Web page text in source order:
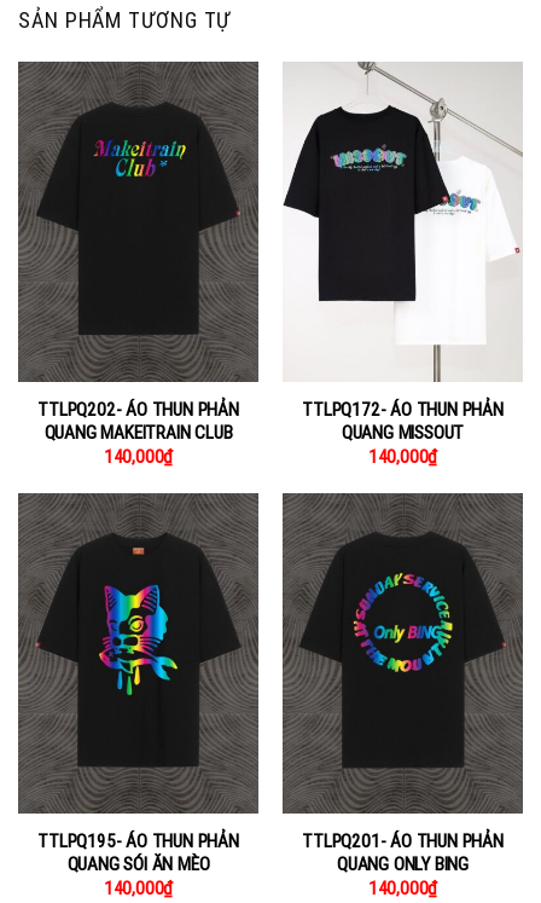
SẢN PHẨM TƯƠNG TỰ
TTLPQ202- ÁO THUN PHẢN
QUANG MAKEITRAIN CLUB
140,000₫
TTLPQ172- ÁO THUN PHẢN
QUANG MISSOUT
140,000₫
TTLPQ195- ÁO THUN PHẢN
QUANG SÓI ĂN MÈO
140,000₫
TTLPQ201- ÁO THUN PHẢN
QUANG ONLY BING
140,000₫